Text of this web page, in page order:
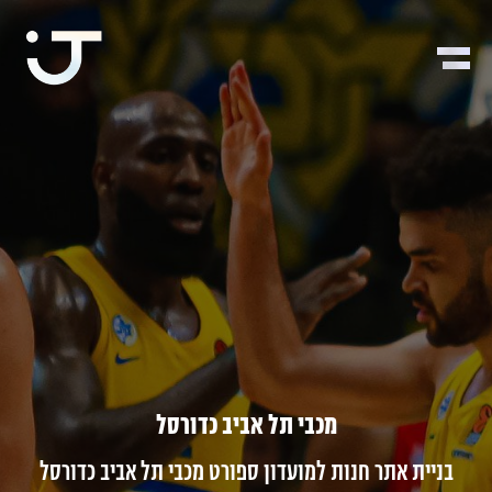
מכביתלאביבכדורסל
בנייתאתרחנותלמועדוןספורטמכביתלאביבכדורסל